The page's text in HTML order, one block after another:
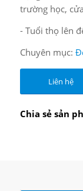
trường học,
- Tuổi thọ lên
Chuyên mục:
Liên hệ
Chia sẻ sản